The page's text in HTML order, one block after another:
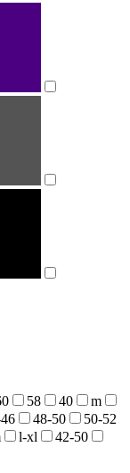
58 40
m
48-50
50-52
l-xl
42-50